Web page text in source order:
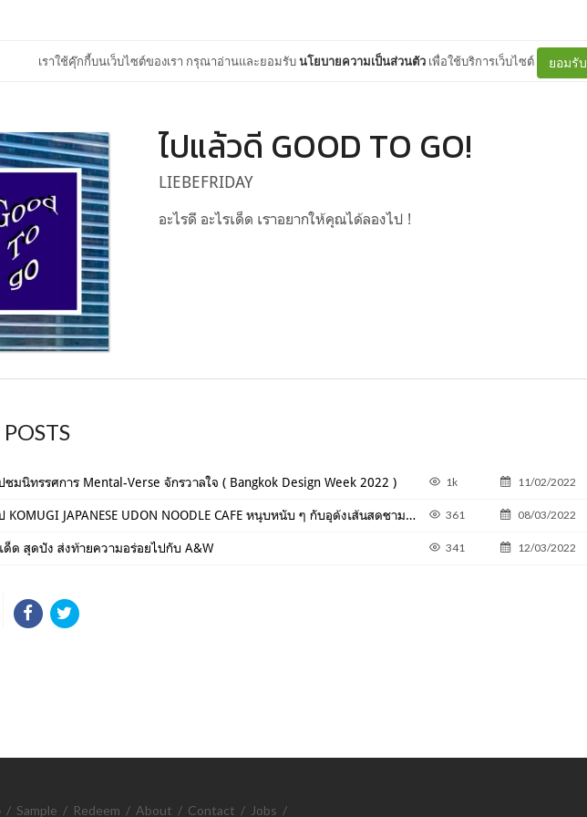
เราใช้คุ๊กกี้บนเว็บไซต์ของเรา กรุณาอ่านและยอมรับนโยบายความเป็นส่วนตัว เพื่อใช้บริการเว็บไซต์ ยอมรับ
ไปแล้วดี GOOD TO GO!
LIEBEFRIDAY
อะไรดี อะไรเด็ด เราอยากให้คุณได้ลองไป !
มนิทรรศการ Mental-Verse จักรวาลใจ ( Bangkok Design Week 2022 ) 1k 11/02/2022
ชวนไป KOMUGI JAPANESE UDON NOODLE CAFE หนุบหนับ ๆ กับอุด้งเส้นสดชามยักษ์ ! 361 08/03/2022
ด็ด สุดปัง ส่งท้ายความอร่อยไปกับ A&W 341 12/03/2022
/ Sample / Redeem / About / Contact / Jobs /